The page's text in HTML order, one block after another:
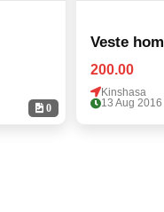
0
Veste
200.00
Kinshasa
13 Aug 2016